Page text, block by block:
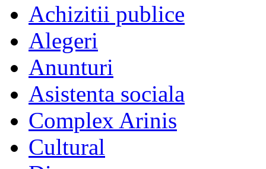
Achizitii publice
Alegeri
Anunturi
Asistenta sociala
Complex Arinis
Cultural